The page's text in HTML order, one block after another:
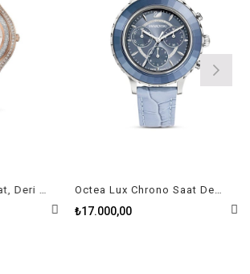
Crystalline Aura Saat, Deri Kayiş, Gri, Pembe Altin Pvd Kaplama Octea Lux Chrono Saat Deri Kayış Açık Mavi Paslanmaz Çelik
₺17.000,00